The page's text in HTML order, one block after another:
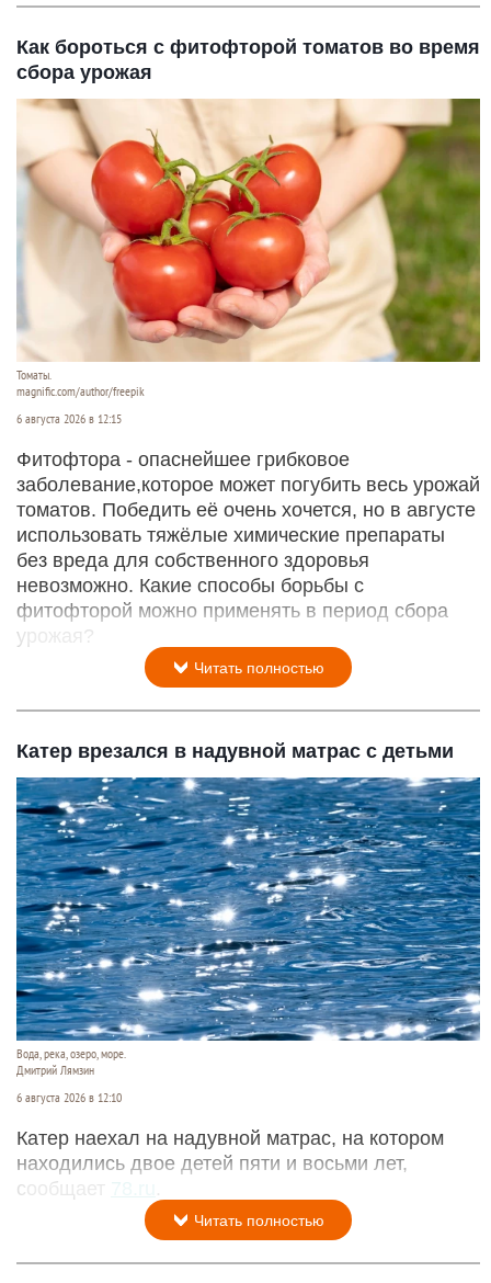
Как бороться с фитофторой томатов во время
сбора урожая
Томаты.
magnific.com/author/freepik
6 августа 2026 в 12:15
Фитофтора - опаснейшее грибковое
заболевание,которое может погубить весь урожай
томатов. Победить её очень хочется, но в августе
использовать тяжёлые химические препараты
без вреда для собственного здоровья
невозможно. Какие способы борьбы с
фитофторой можно применять в период сбора
урожая?
Читать полностью
Катер врезался в надувной матрас с детьми
Вода, река, озеро, море.
Дмитрий Лямзин
6 августа 2026 в 12:10
Катер наехал на надувной матрас, на котором
находились двое детей пяти и восьми лет,
сообщает 78.ru
Читать полностью